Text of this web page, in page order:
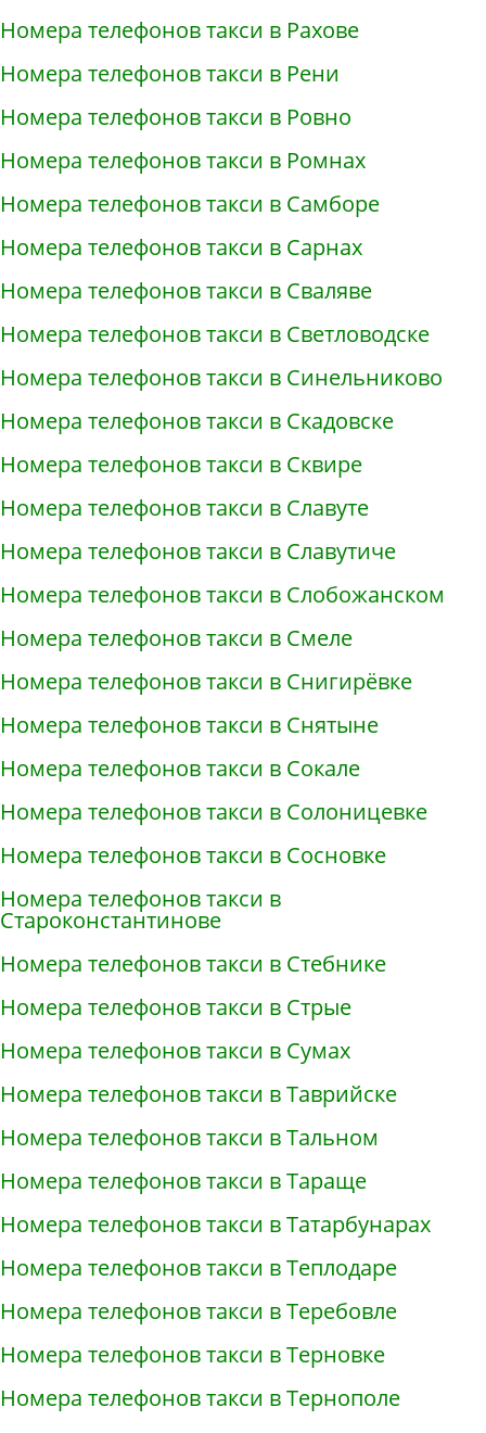
Номера телефонов такси в Рахове
Номера телефонов такси в Рени
Номера телефонов такси в Ровно
Номера телефонов такси в Ромнах
Номера телефонов такси в Самборе
Номера телефонов такси в Сарнах
Номера телефонов такси в Сваляве
Номера телефонов такси в Светловодске
Номера телефонов такси в Синельниково
Номера телефонов такси в Скадовске
Номера телефонов такси в Сквире
Номера телефонов такси в Славуте
Номера телефонов такси в Славутиче
Номера телефонов такси в Слобожанском
Номера телефонов такси в Смеле
Номера телефонов такси в Снигирёвке
Номера телефонов такси в Снятыне
Номера телефонов такси в Сокале
Номера телефонов такси в Солоницевке
Номера телефонов такси в Сосновке
Номера телефонов такси в
Староконстантинове
Номера телефонов такси в Стебнике
Номера телефонов такси в Стрые
Номера телефонов такси в Сумах
Номера телефонов такси в Таврийске
Номера телефонов такси в Тальном
Номера телефонов такси в Тараще
Номера телефонов такси в Татарбунарах
Номера телефонов такси в Теплодаре
Номера телефонов такси в Теребовле
Номера телефонов такси в Терновке
Номера телефонов такси в Тернополе